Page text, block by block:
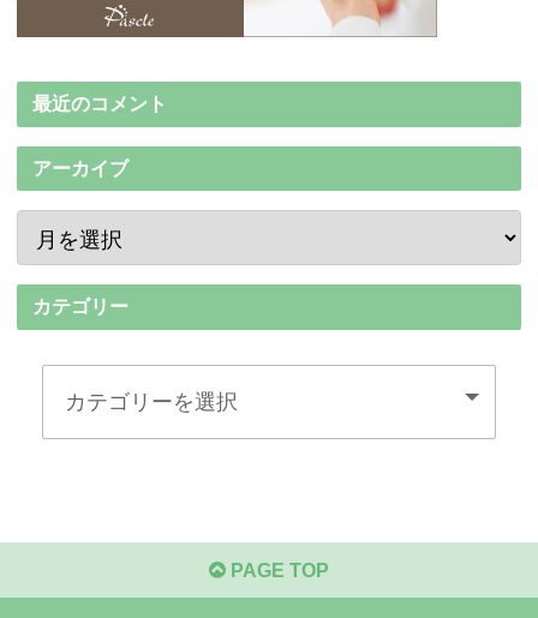
最近のコメント
アーカイブ
カテゴリー
PAGE TOP